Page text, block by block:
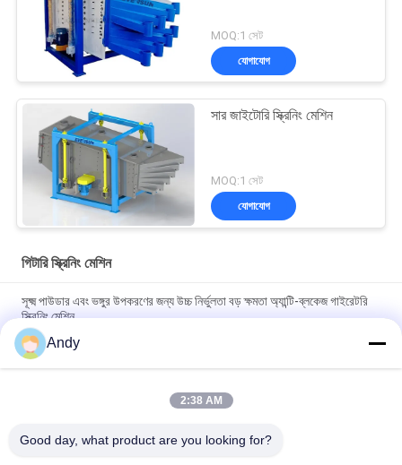
MOQ:1 সেট
যোগাযোগ
সার জাইটোরি স্ক্রিনিং মেশিন
MOQ:1 সেট
যোগাযোগ
গিটারি স্ক্রিনিং মেশিন
সূক্ষ্ম পাউডার এবং ভঙ্গুর উপকরণের জন্য উচ্চ নির্ভুলতা বড় ক্ষমতা অ্যান্টি-ব্লকেজ গাইরেটরি
স্ক্রিনিং মেশিন
ঘূর্ণনশীল স্ক্রিনিং মেশিনটি সলিড পার্টিকল স্ক্রিনিংয়ের জন্য ডিজাইন করা হয়েছে যাতে কম
গোলমালের সাথে মসৃণ অপারেশন এবং সহজ রক্ষণাবেক্ষণ করা যায়
উন্নত উপাদান স্তরায়ন এবং বিচ্ছেদের জন্য প্ল্যানার সাইক্লোন স্ক্রিন প্রযুক্তি ব্যবহার করে
Andy
2:38 AM
Good day, what product are you looking for?